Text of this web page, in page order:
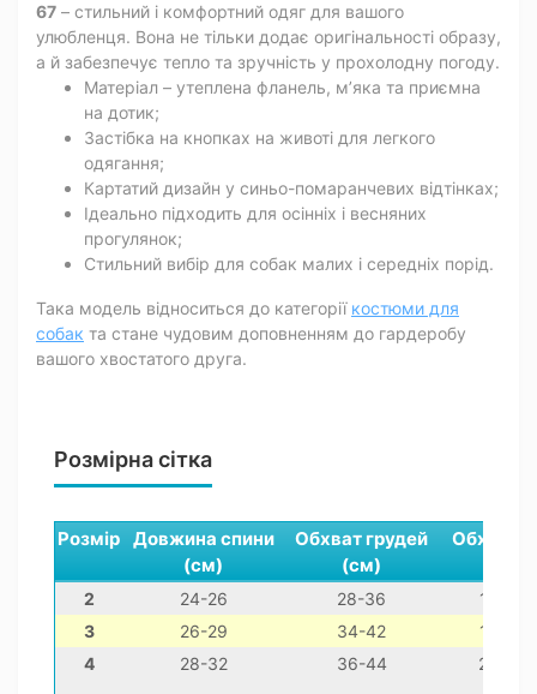
67 – стильний і комфортний одяг для вашого
улюбленця. Вона не тільки додає оригінальності образу,
а й забезпечує тепло та зручність у прохолодну погоду.
Матеріал – утеплена фланель, м’яка та приємна
на дотик;
Застібка на кнопках на животі для легкого
одягання;
Картатий дизайн у синьо-помаранчевих відтінках;
Ідеально підходить для осінніх і весняних
прогулянок;
Стильний вибір для собак малих і середніх порід.
Така модель відноситься до категорії костюми для
собак та стане чудовим доповненням до гардеробу
вашого хвостатого друга.
Розмірна сітка
Розмір Довжина спини
(см)
Обхват грудей
(см)
Обхват
2 24-26 28-36
14-24
3
26-29 34-42
14-24
4
28-32 36-44 20-30